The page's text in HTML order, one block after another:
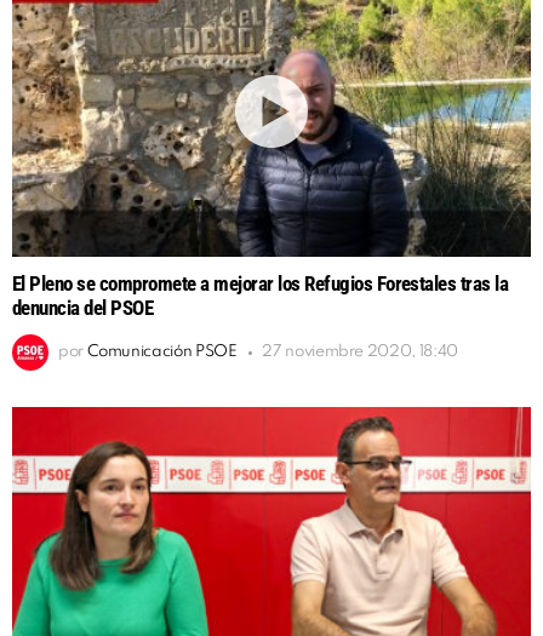
El Pleno se compromete a mejorar los Refugios Forestales tras la
denuncia del PSOE
por Comunicación PSOE 27 noviembre 2020, 18:40